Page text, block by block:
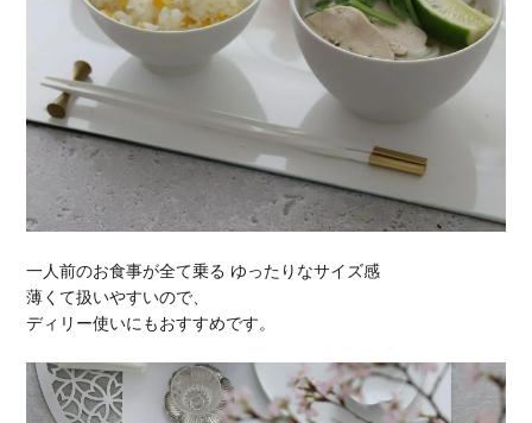
一人前のお食事が全て乗る ゆったりなサイズ感
薄くて扱いやすいので、
ディリー使いにもおすすめです。